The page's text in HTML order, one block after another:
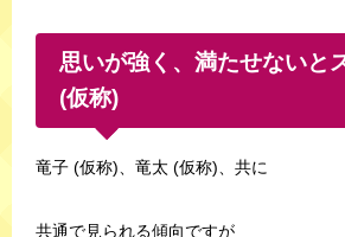
思いが強く、満たせないと
(仮称)
竜子 (仮称)、竜太 (仮称)、共に
共通で見られる傾向ですが